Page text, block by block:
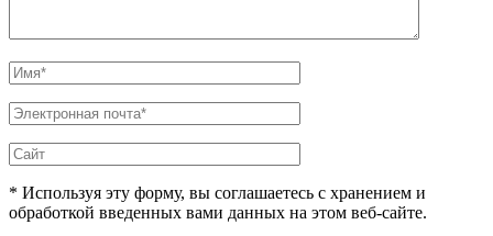
* Используя эту форму, вы соглашаетесь с хранением и
обработкой введенных вами данных на этом веб-сайте.